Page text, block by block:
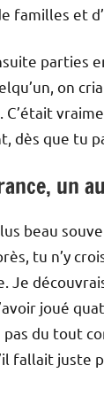
familles et
parties
on
C’était
dès que tu
un
beau
tu n’y
Je
joué
pas du tout
fallait juste